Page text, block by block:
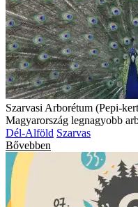
Szarvasi Arborétum (Pepi-
Magyarország legnagyobb
Dél-Alföld Szarvas
Bővebben